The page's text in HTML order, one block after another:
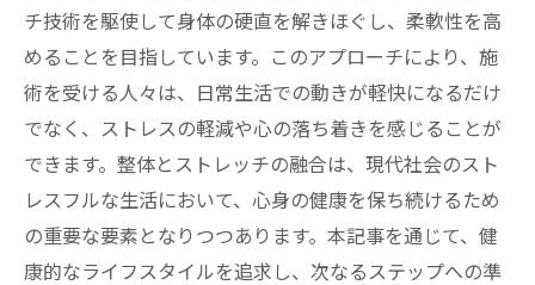
チ技術を駆使して身体の硬直を解きほぐし、柔軟性を高
めることを目指しています。このアプローチにより、施
術を受ける人々は、日常生活での動きが軽快になるだけ
でなく、ストレスの軽減や心の落ち着きを感じることが
できます。整体とストレッチの融合は、現代社会のスト
レスフルな生活において、心身の健康を保ち続けるため
の重要な要素となりつつあります。本記事を通じて、健
康的なライフスタイルを追求し、次なるステップへの準